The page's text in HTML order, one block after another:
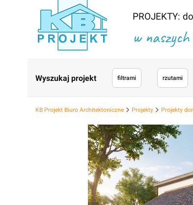
PROJEKTY:
w naszych
Wyszukaj projekt filtrami rzutami
KB Projekt Biuro Architektoniczne Projekty Projekty